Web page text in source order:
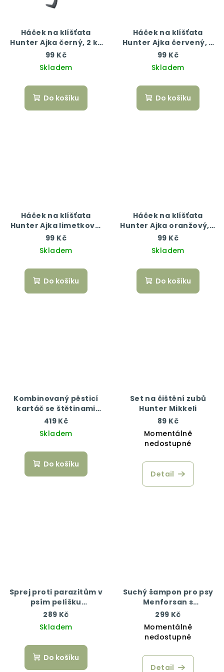
Háček na klíšťata
Hunter Ajka černý, 2 ks
- 5 cm + 6,5 cm
99 Kč
Skladem
Do košíku
Háček na klíšťata
Hunter Ajka červený, 2
ks - 5 cm + 6,5 cm
99 Kč
Skladem
Do košíku
Háček na klíšťata
Hunter Ajka limetkový,
2 ks - 5 cm + 6,5 cm
99 Kč
Skladem
Do košíku
Háček na klíšťata
Hunter Ajka oranžový, 2
ks - 5 cm + 6,5 cm
99 Kč
Skladem
Do košíku
Kombinovaný pěsticí
kartáč se štětinami
Hunter Spa
419 Kč
Skladem
Do košíku
Set na čištění zubů
Hunter Mikkeli
89 Kč
Momentálně
nedostupné
Detail
Sprej proti parazitům v
psím pelíšku
Menforsan 250 ml
289 Kč
Skladem
Do košíku
Suchý šampon pro psy
Menforsan s
arganovým olejem 250
299 Kč
Momentálně
nedostupné
Detail